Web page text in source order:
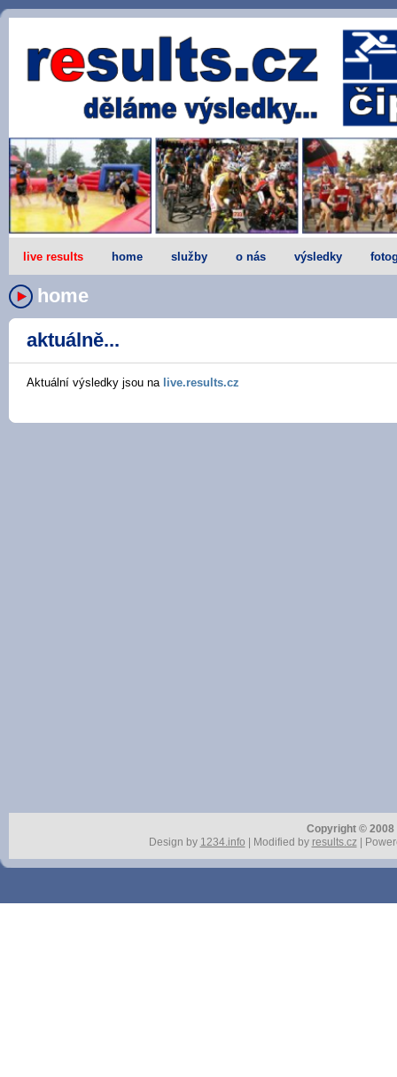
live results home služby o nás výsledky
home
aktuálně...
Aktuální výsledky jsou na live.results.cz
Copyright ©
Design by 1234.info | Modified by results.cz|